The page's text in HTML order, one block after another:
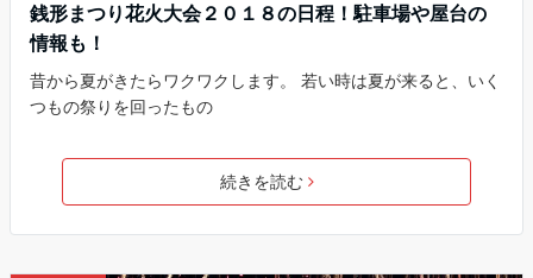
銭形まつり花火大会２０１８の日程！駐車場や屋台の
情報も！
昔から夏がきたらワクワクします。 若い時は夏が来ると、いく
つもの祭りを回ったもの
続きを読む